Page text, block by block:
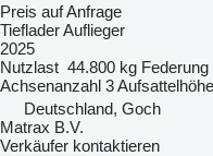
Preis auf Anfrage
Tieflader Auflieger
2025
Nutzlast 44.800 kg Federung
Achsenanzahl 3Aufsattelhöhe
Deutschland, Goch
Matrax B.V.
Verkäufer kontaktieren